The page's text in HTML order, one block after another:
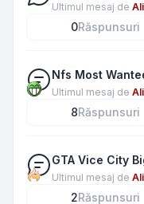
Ultimul mesaj de
0Răspunsuri
Nfs Most
Ultimul mesaj de
8Răspunsuri
GTA Vice City
Ultimul mesaj de
2Răspunsuri